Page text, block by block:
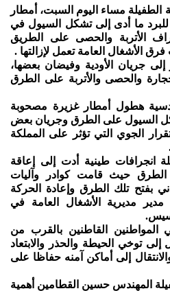
الطفيلة مساء اليوم السبت، أمطار
ما أدى إلى تشكل السيول في
الأتربة والحصى على الطريق
الأشغال العامة تعمل لإزالتها .
جريان الأودية وفيضان بعضها،
والحصى والأتربة على الطرق
هطول أمطار غزيرة مصحوبة
السيول على الطرق وجريان بعض
الجوي التي تؤثر على المملكة
طينية أدت إلى إعاقة
الطرق حيث قامت كوادر وآليات
بفتح تلك الطرق وإعادة الحركة
مدير مديرية الأشغال العامة في
المواطنين القاطنين بالقرب من
إلى توخي الحيطة والحذر والابتعاد
إلى أماكن آمنه حفاظا على
المهندس حسين القطامين أهمية